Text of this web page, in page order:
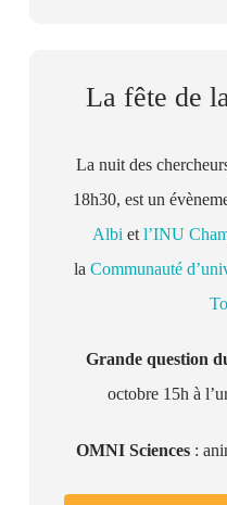
La fête de
La nuit des
18h30, est un
Albi etl’INU
la Communauté
Grande question
octobre 15h à
OMNI Sciences :